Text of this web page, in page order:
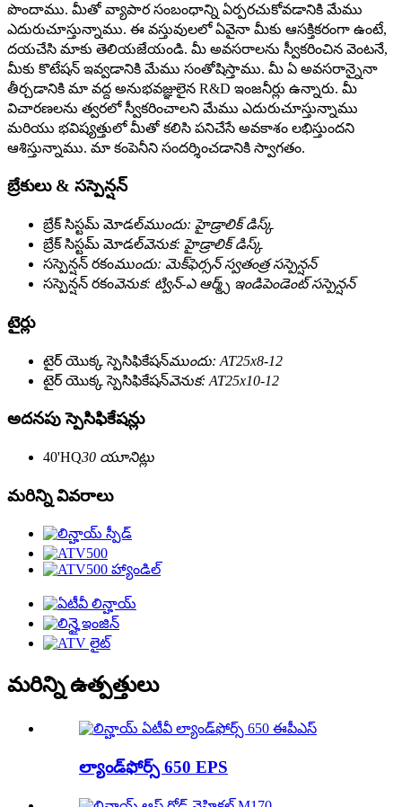
పొందాము. మీతో వ్యాపార సంబంధాన్ని ఏర్పరచుకోవడానికి మేము
ఎదురుచూస్తున్నాము. ఈ వస్తువులలో ఏవైనా మీకు ఆసక్తికరంగా ఉంటే,
దయచేసి మాకు తెలియజేయండి. మీ అవసరాలను స్వీకరించిన వెంటనే,
మీకు కొటేషన్ ఇవ్వడానికి మేము సంతోషిస్తాము. మీ ఏ అవసరాన్నైనా
తీర్చడానికి మా వద్ద అనుభవజ్ఞులైన R&D ఇంజనీర్లు ఉన్నారు. మీ
విచారణలను త్వరలో స్వీకరించాలని మేము ఎదురుచూస్తున్నాము
మరియు భవిష్యత్తులో మీతో కలిసి పనిచేసే అవకాశం లభిస్తుందని
ఆశిస్తున్నాము. మా కంపెనీని సందర్శించడానికి స్వాగతం.
బ్రేకులు & సస్పెన్షన్
బ్రేక్ సిస్టమ్ మోడల్ముందు: హైడ్రాలిక్ డిస్క్
బ్రేక్ సిస్టమ్ మోడల్వెనుక: హైడ్రాలిక్ డిస్క్
సస్పెన్షన్ రకంముందు: మెక్‌ఫెర్సన్ స్వతంత్ర సస్పెన్షన్
సస్పెన్షన్ రకంవెనుక: ట్విన్-ఎ ఆర్మ్స్ ఇండిపెండెంట్ సస్పెన్షన్
టైర్లు
టైర్ యొక్క స్పెసిఫికేషన్ముందు: AT25x8-12
టైర్ యొక్క స్పెసిఫికేషన్వెనుక: AT25x10-12
అదనపు స్పెసిఫికేషన్లు
40'HQ30 యూనిట్లు
మరిన్ని వివరాలు
మరిన్ని ఉత్పత్తులు
ల్యాండ్‌ఫోర్స్ 650 EPS